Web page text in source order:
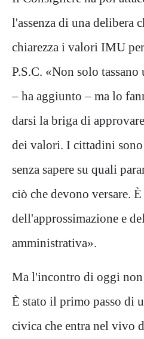
l'assenza di una delibera
chiarezza i valori IMU
P.S.C. «Non solo
– ha aggiunto – ma lo
darsi la briga di
dei valori. I cittadini
senza sapere su quali
ciò che devono versare.
dell'approssimazione e
amministrativa».
Ma l'incontro di oggi non
È stato il primo passo di
civica che entra nel vivo